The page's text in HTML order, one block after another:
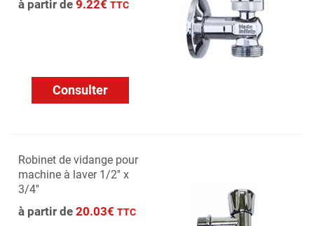
à partir de 9.22€ TTC
Consulter
Robinet de vidange pour
machine à laver 1/2'' x
3/4''
à partir de 20.03€ TTC